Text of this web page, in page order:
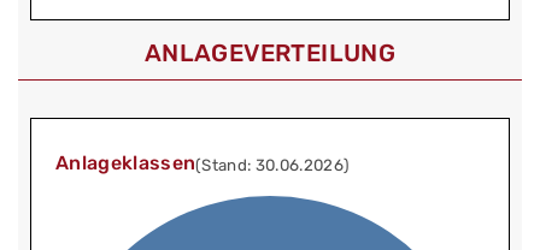
ANLAGEVERTEILUNG
Anlageklassen(Stand: 30.06.2026)